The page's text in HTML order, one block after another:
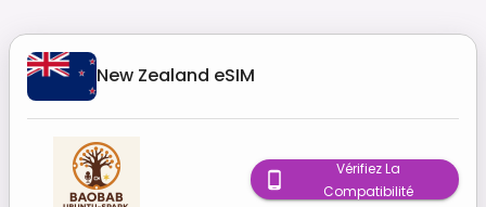
New Zealand eSIM
Vérifiez La
Compatibilité